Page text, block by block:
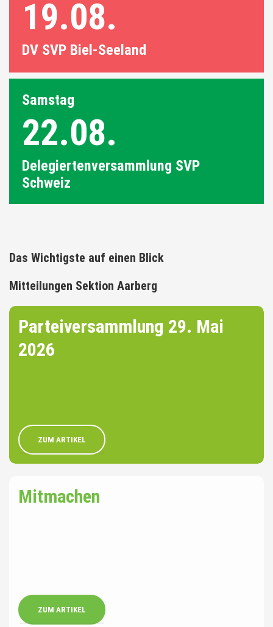
19.08.
DV SVP Biel-Seeland
Samstag
22.08.
Delegiertenversammlung SVP
Schweiz
Das Wichtigste auf einen Blick
Mitteilungen Sektion Aarberg
Parteiversammlung 29. Mai
2026
ZUM ARTIKEL
Mitmachen
ZUM ARTIKEL